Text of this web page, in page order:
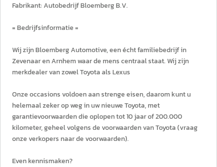
Fabrikant: Autobedrijf Bloemberg B.V.
= Bedrijfsinformatie =
Wij zijn Bloemberg Automotive, een écht familiebedrijf in
Zevenaar en Arnhem waar de mens centraal staat. Wij zijn
merkdealer van zowel Toyota als Lexus
Onze occasions voldoen aan strenge eisen, daarom kunt u
helemaal zeker op weg in uw nieuwe Toyota, met
garantievoorwaarden die oplopen tot 10 jaar of 200.000
kilometer, geheel volgens de voorwaarden van Toyota (vraag
onze verkopers naar de voorwaarden).
Even kennismaken?